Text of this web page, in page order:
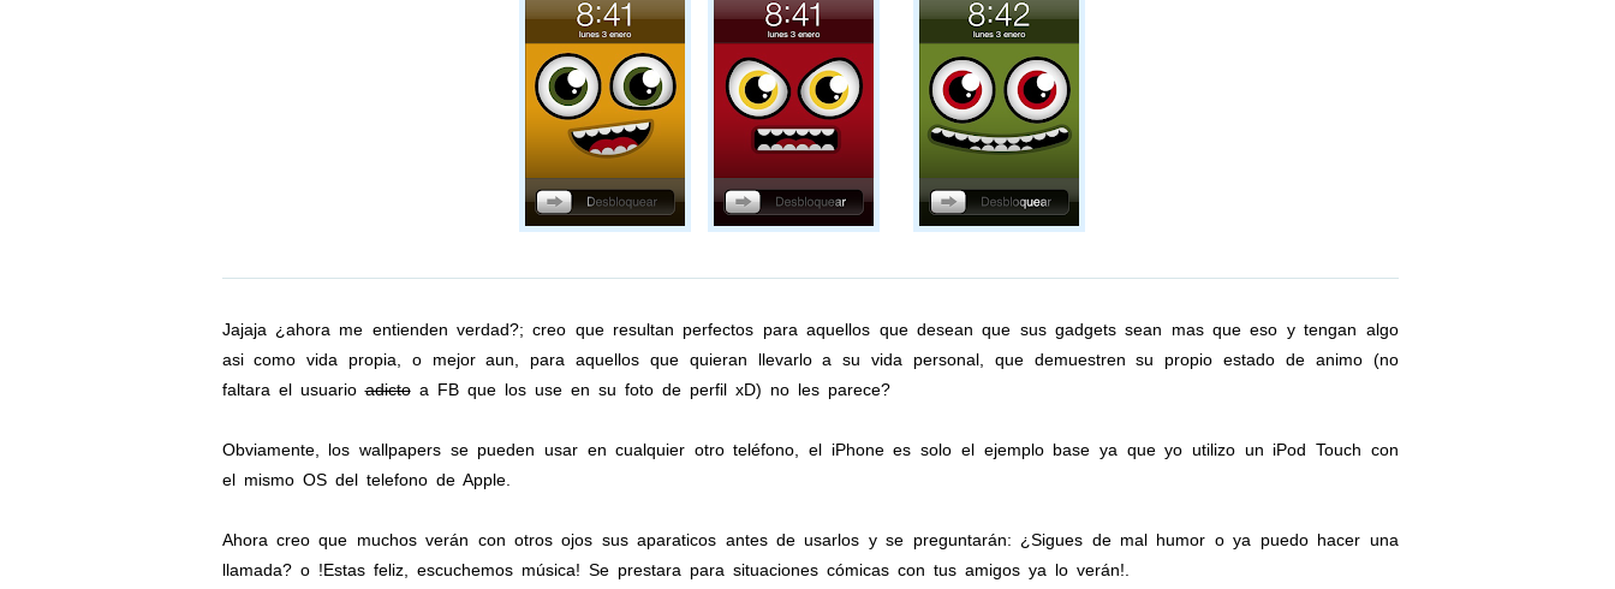
Jajaja ¿ahora me entienden verdad?; creo que resultan perfectos para aquellos que desean que sus gadgets sean mas que eso y tengan algo
asi como vida propia, o mejor aun, para aquellos que quieran llevarlo a su vida personal, que demuestren su propio estado de animo (no
faltara el usuarioadictoa FB que los use en su foto de perfil xD) no les parece?
Obviamente, los wallpapers se pueden usar en cualquier otro teléfono, el iPhone es solo el ejemplo base ya que yo utilizo un iPod Touch con
el mismo OS del telefono de Apple.
Ahora creo que muchos verán con otros ojos sus aparaticos antes de usarlos y se preguntarán: ¿Sigues de mal humor o ya puedo hacer una
llamada? o !Estas feliz, escuchemos música! Se prestara para situaciones cómicas con tus amigos ya lo verán!.